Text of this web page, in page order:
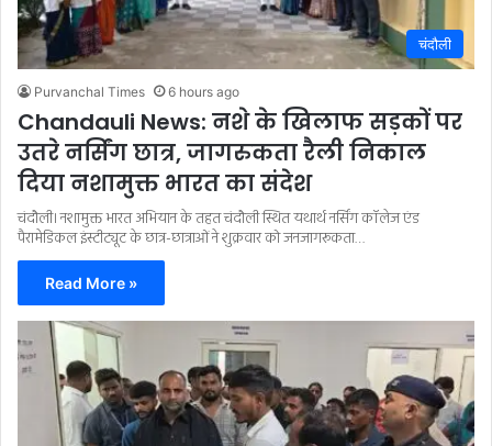
चंदौली
Purvanchal Times 6 hours ago
Chandauli News: नशे के खिलाफ सड़कों पर
उतरे नर्सिंग छात्र, जागरुकता रैली निकाल
दिया नशामुक्त भारत का संदेश
चंदौली। नशामुक्त भारत अभियान के तहत चंदौली स्थित यथार्थ नर्सिंग कॉलेज एंड
पैरामेडिकल इंस्टीट्यूट के छात्र-छात्राओं ने शुक्रवार को जनजागरूकता…
Read More »